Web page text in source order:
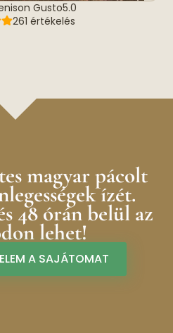
Gusto5.0
261 értékelés
magyar pácolt
ízét.
48 órán belül az
lehet!
A SAJÁTOMAT